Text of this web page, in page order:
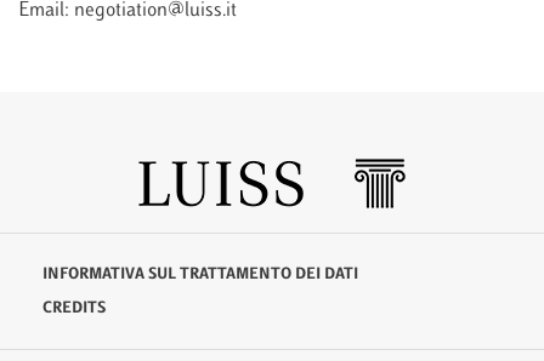
Email: negotiation@luiss.it
INFORMATIVA SUL TRATTAMENTO DEI DATI
CREDITS